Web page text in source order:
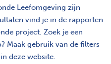
Leefomgeving zijn
vind je in de rapporten
project. Zoek je een
Maak gebruik van de filters
deze website.